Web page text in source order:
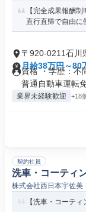
【完全成果報酬
直行直帰で自由に
〒920-0211石川
月給38万円～80
資格 ・学歴：不
普通自動車運転
業界未経験歓迎 +18
契約社員
洗車・コーティ
株式会社西日本宇佐
【洗車・コーテ